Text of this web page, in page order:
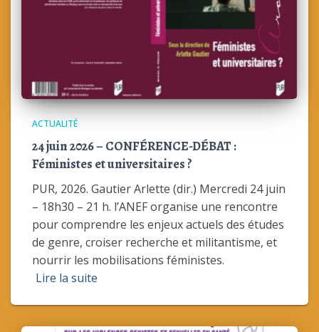
ACTUALITÉ
24 juin 2026 – CONFÉRENCE-DÉBAT :
Féministes et universitaires ?
PUR, 2026. Gautier Arlette (dir.) Mercredi 24 juin
– 18h30 – 21 h. l’ANEF organise une rencontre
pour comprendre les enjeux actuels des études
de genre, croiser recherche et militantisme, et
nourrir les mobilisations féministes.
Lire la suite